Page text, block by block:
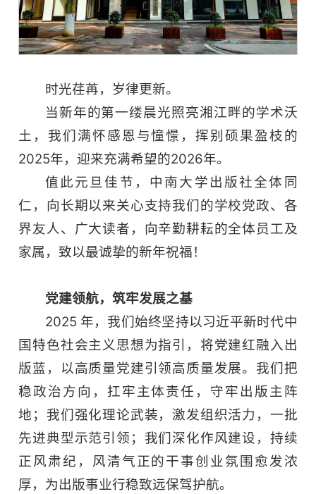
时光荏苒，岁律更新。
当新年的第一缕晨光照亮湘江畔的学术沃
土，我们满怀感恩与憧憬，挥别硕果盈枝的
2025年，迎来充满希望的2026年。
值此元旦佳节，中南大学出版社全体同
仁，向长期以来关心支持我们的学校党政、各
界友人、广大读者，向辛勤耕耘的全体员工及
家属，致以最诚挚的新年祝福！
党建领航，筑牢发展之基
2025 年，我们始终坚持以习近平新时代中
国特色社会主义思想为指引，将党建红融入出
版蓝，以高质量党建引领高质量发展。我们把
稳政治方向，扛牢主体责任，守牢出版主阵
地；我们强化理论武装，激发组织活力，一批
先进典型示范引领；我们深化作风建设，持续
正风肃纪，风清气正的干事创业氛围愈发浓
厚，为出版事业行稳致远保驾护航。